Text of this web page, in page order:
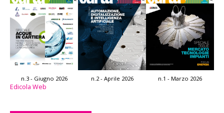
n.3 - Giugno 2026 n.2 - Aprile 2026 n.1 - Marzo 2026
Edicola Web